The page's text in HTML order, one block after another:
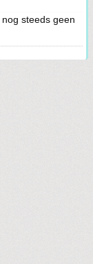
steeds geen